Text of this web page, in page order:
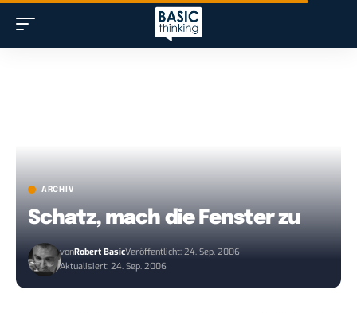
ARCHIV
Schatz, mach die Fenster zu
vonRobert BasicVeröffentlicht: 24. Sep. 2006
Aktualisiert: 24. Sep. 2006